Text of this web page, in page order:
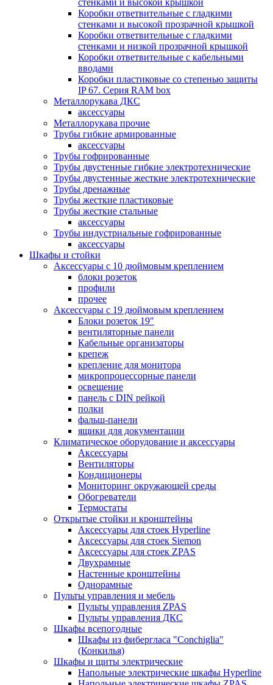
Коробки ответвительные с гладкими
стенками и высокой прозрачной крышкой
Коробки ответвительные с гладкими
стенками и низкой прозрачной крышкой
Коробки ответвительные с кабельными
вводами
Коробки пластиковые со степенью защиты
IP 67. Серия RAM box
Металлорукава ДКС
аксессуары
Металлорукава прочие
Трубы гибкие армированные
аксессуары
Трубы гофрированные
Трубы двустенные гибкие электротехнические
Трубы двустенные жесткие электротехнические
Трубы дренажные
Трубы жесткие пластиковые
Трубы жесткие стальные
аксессуары
Трубы индустриальные гофрированные
аксессуары
Шкафы и стойки
Аксессуары с 10 дюймовым креплением
блоки розеток
профили
прочее
Аксессуары с 19 дюймовым креплением
Блоки розеток 19"
вентиляторные панели
Кабельные организаторы
крепеж
крепление для монитора
микропроцессорные панели
освещение
панель с DIN рейкой
полки
фальш-панели
ящики для документации
Климатическое оборудование и аксессуары
Аксессуары
Вентиляторы
Кондиционеры
Мониторинг окружающей среды
Обогреватели
Термостаты
Открытые стойки и кронштейны
Аксессуары для стоек Hyperline
Аксессуары для стоек Siemon
Аксессуары для стоек ZPAS
Двухрамные
Настенные кронштейны
Однорамные
Пульты управления и мебель
Пульты управления ZPAS
Пульты управления ДКС
Шкафы всепогодные
Шкафы из фибергласа "Conchiglia"
(Конкилья)
Шкафы и щиты электрические
Напольные электрические шкафы Hyperline